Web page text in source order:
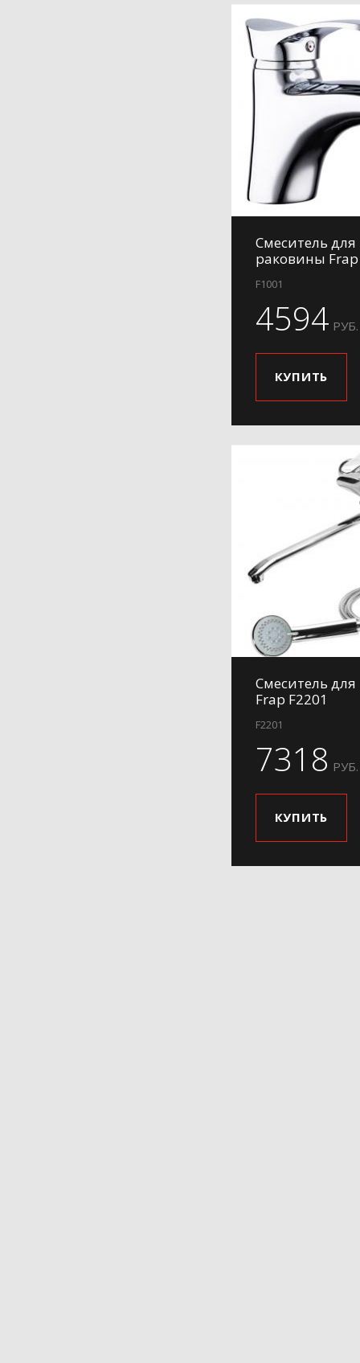
Смеситель для
раковины Frap
F1001
4594 РУБ.
КУПИТЬ
Смеситель
Frap F2201
F2201
7318 РУБ.
КУПИТЬ